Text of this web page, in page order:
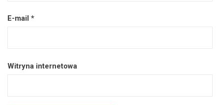
E-mail *
Witryna internetowa